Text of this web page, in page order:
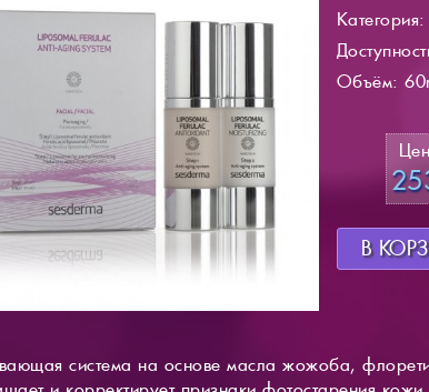
Категория:
Объём:
В
система на основе масла жожоба,